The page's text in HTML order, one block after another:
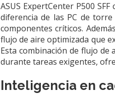
ASUS ExpertCenter P500
diferencia de las PC de
componentes críticos.
flujo de aire optimizada que
Esta combinación de flujo
durante tareas exigentes,
Inteligencia en